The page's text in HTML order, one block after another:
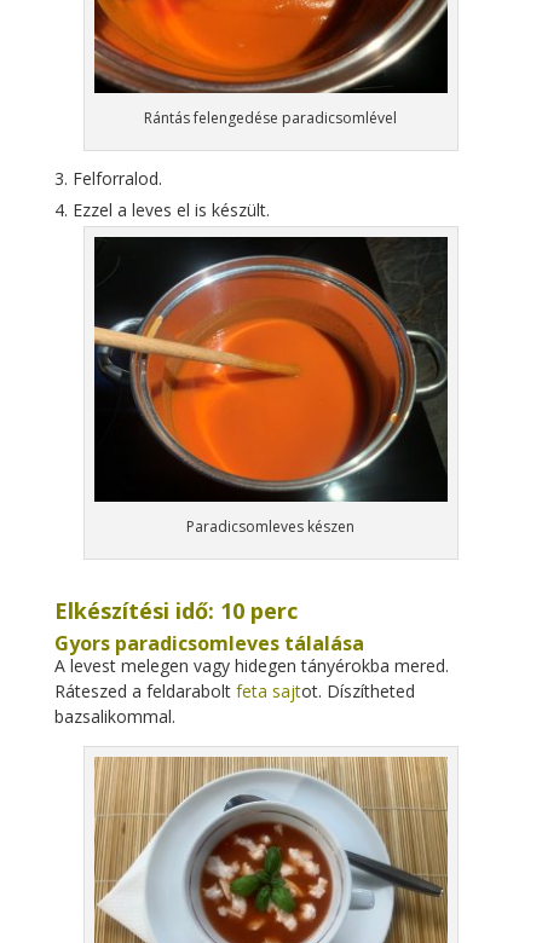
Rántás felengedése paradicsomlével
Felforralod.
Ezzel a leves el is készült.
Paradicsomleves készen
Elkészítési idő: 10 perc
Gyors paradicsomleves tálalása
A levest melegen vagy hidegen tányérokba mered.
Ráteszed a feldarabolt feta sajtot. Díszítheted
bazsalikommal.